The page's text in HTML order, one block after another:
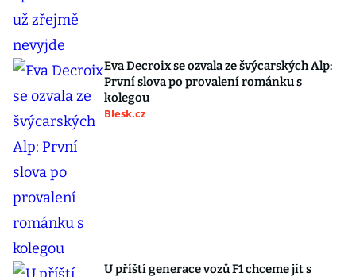
Eva Decroix se ozvala ze švýcarských Alp:
První slova po provalení románku s
kolegou
Blesk.cz
U příští generace vozů F1 chceme jít s